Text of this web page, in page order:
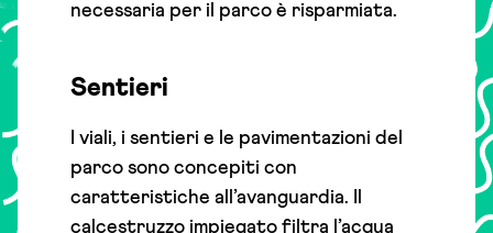
necessaria per il parco è risparmiata.
Sentieri
I viali, i sentieri e le pavimentazioni del
parco sono concepiti con
caratteristiche all’avanguardia. Il
calcestruzzo impiegato filtra l’acqua